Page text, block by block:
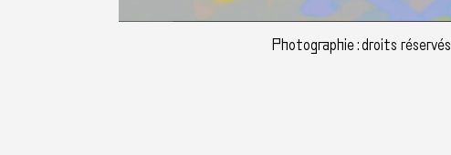
Photographie : droits réservés